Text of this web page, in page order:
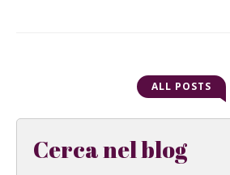
ALL POSTS
Cerca nel blog